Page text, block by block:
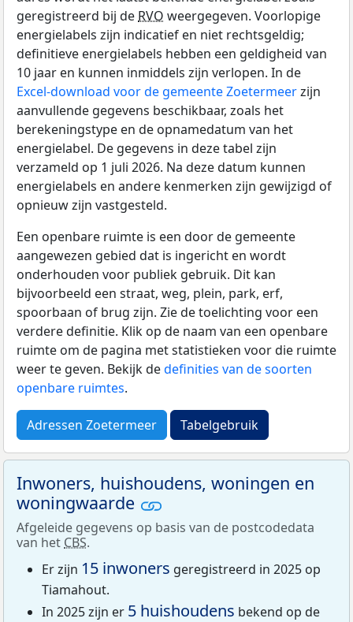
geregistreerd bij de RVO weergegeven. Voorlopige
energielabels zijn indicatief en niet rechtsgeldig;
definitieve energielabels hebben een geldigheid van
10 jaar en kunnen inmiddels zijn verlopen. In de
Excel-download voor de gemeente Zoetermeerzijn
aanvullende gegevens beschikbaar, zoals het
berekeningstype en de opnamedatum van het
energielabel. De gegevens in deze tabel zijn
verzameld op 1 juli 2026. Na deze datum kunnen
energielabels en andere kenmerken zijn gewijzigd of
opnieuw zijn vastgesteld.
Een openbare ruimte is een door de gemeente
aangewezen gebied dat is ingericht en wordt
onderhouden voor publiek gebruik. Dit kan
bijvoorbeeld een straat, weg, plein, park, erf,
spoorbaan of brug zijn. Zie de toelichting voor een
verdere definitie. Klik op de naam van een openbare
ruimte om de pagina met statistieken voor die ruimte
weer te geven. Bekijk dedefinities van de soorten
openbare ruimtes.
Adressen Zoetermeer Tabelgebruik
Inwoners, huishoudens, woningen en
woningwaarde
Afgeleide gegevens op basis van de postcodedata
van het CBS.
Er zijn 15 inwoners geregistreerd in 2025 op
Tiamahout.
In 2025 zijn er 5 huishoudens bekend op de